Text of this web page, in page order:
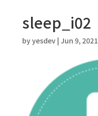
sleep_i02
byyesdev| Jun 9, 2021